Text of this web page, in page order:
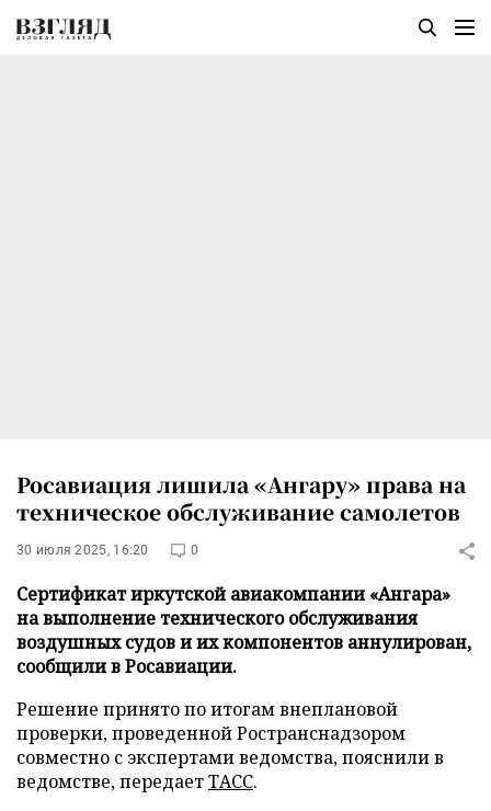
Росавиация лишила «Ангару» права на
техническое обслуживание самолетов
30 июля 2025, 16:20 0
Сертификат иркутской авиакомпании «Ангара»
на выполнение технического обслуживания
воздушных судов и их компонентов аннулирован,
сообщили в Росавиации.
Решение принято по итогам внеплановой
проверки, проведенной Ространснадзором
совместно с экспертами ведомства, пояснили в
ведомстве, передаетТАСС.